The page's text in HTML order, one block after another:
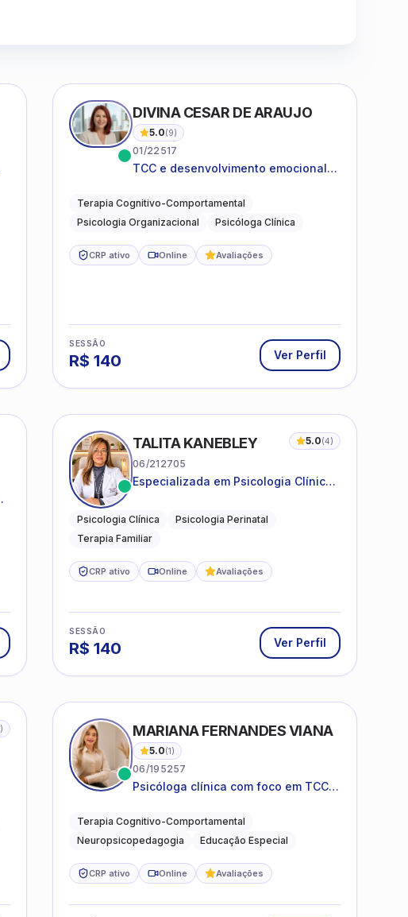
DIVINA CESAR DE ARAUJO
5.0(9)
01/22517
TCC e desenvolvimento emocional
Terapia Cognitivo-Comportamental
Psicologia Organizacional
Psicóloga Clínica
CRP ativo Online Avaliações
SESSÃO
R$ 140 Ver Perfil
TALITA KANEBLEY 5.0(4)
06/212705
Especializada em Psicologia Clínica
adultos e famílias
Psicologia Clínica
Psicologia Perinatal
Terapia Familiar
CRP ativo Online Avaliações
SESSÃO
R$ 140 Ver Perfil
) MARIANA FERNANDES VIANA
5.0(1)
06/195257
Psicóloga clínica com foco em TCC,
acompanhamento do
neurodesenvolvimento.
Terapia Cognitivo-Comportamental
Neuropsicopedagogia
Educação Especial
CRP ativo Online Avaliações